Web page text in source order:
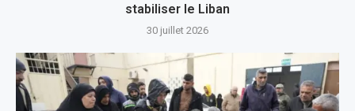
stabiliser le Liban
30 juillet 2026